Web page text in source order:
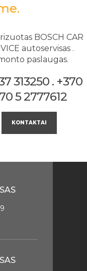
BOSCH CAR
autoservisas .
paslaugas.
313250 . +370
5 2777612
KONTAKTAI